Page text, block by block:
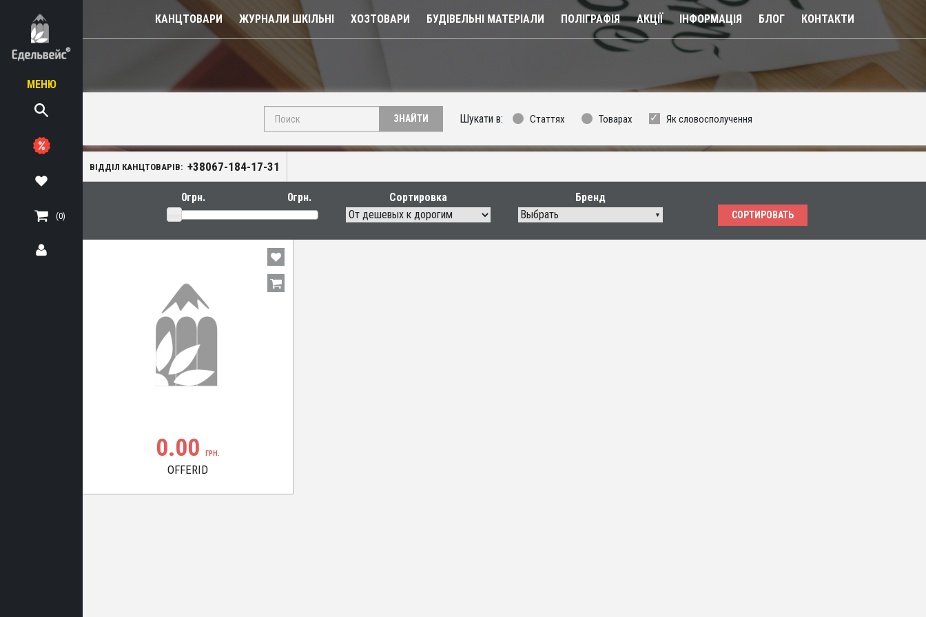
МЕНЮ
(0)
ЗНАЙТИ Шукати в: Статтях Товарах Як словосполучення
КАНЦТОВАРИ ЖУРНАЛИ ШКІЛЬНІ ХОЗТОВАРИ БУДІВЕЛЬНІ МАТЕРІАЛИ ПОЛІГРАФІЯ АКЦІЇ ІНФОРМАЦІЯ БЛОГ КОНТАКТИ
ВІДДІЛ КАНЦТОВАРІВ: +38067-184-17-31
Сортировка
Бренд
Выбрать
СОРТИРОВАТЬ
0.00 ГРН.
OFFERID